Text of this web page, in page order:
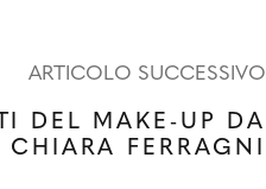
ARTICOLO SUCCESSIVO
DEL MAKE-UP DA
FERRAGNI